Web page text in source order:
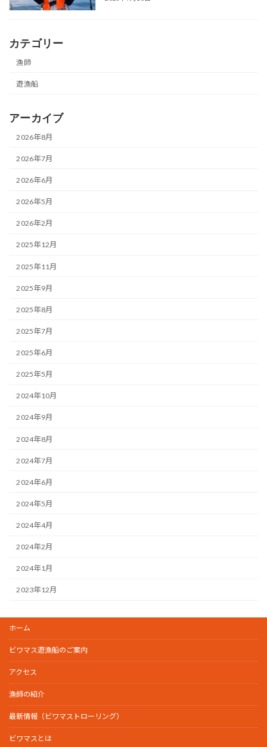
カテゴリー
漁師
遊漁船
アーカイブ
2026年8月
2026年7月
2026年6月
2026年5月
2026年2月
2025年12月
2025年11月
2025年9月
2025年8月
2025年7月
2025年6月
2025年5月
2024年10月
2024年9月
2024年8月
2024年7月
2024年6月
2024年5月
2024年4月
2024年2月
2024年1月
2023年12月
ホーム
ビワマス遊漁船のご案内
アクセス
漁師の紹介
最新情報（ビワマストローリング）
ビワマスとは